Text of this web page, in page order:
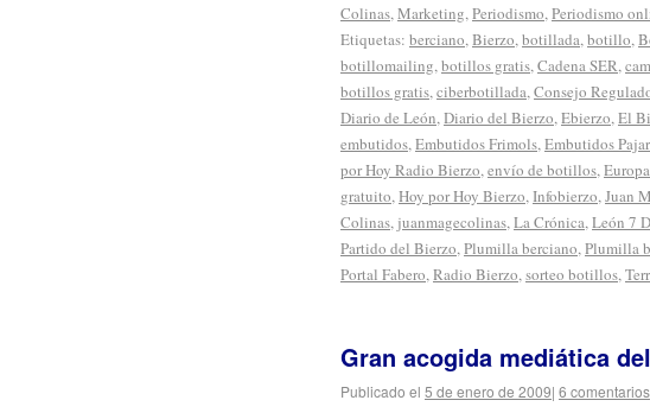
Colinas, Marketing, Periodismo, Periodismo
Etiquetas: berciano, Bierzo, botillada, botillo,
botillomailing, botillos gratis, Cadena SER,
botillos gratis, ciberbotillada, Consejo
Diario de León, Diario del Bierzo, Ebierzo, El
embutidos, Embutidos Frimols, Embutidos
por Hoy Radio Bierzo, envío de botillos,
gratuito, Hoy por Hoy Bierzo, Infobierzo, Juan
Colinas, juanmagecolinas, La Crónica, León 7
Partido del Bierzo, Plumilla berciano, Plumilla
Portal Fabero, Radio Bierzo, sorteo botillos,
Gran acogida mediática
Publicado el 5 de enero de 2009| 6 comentarios